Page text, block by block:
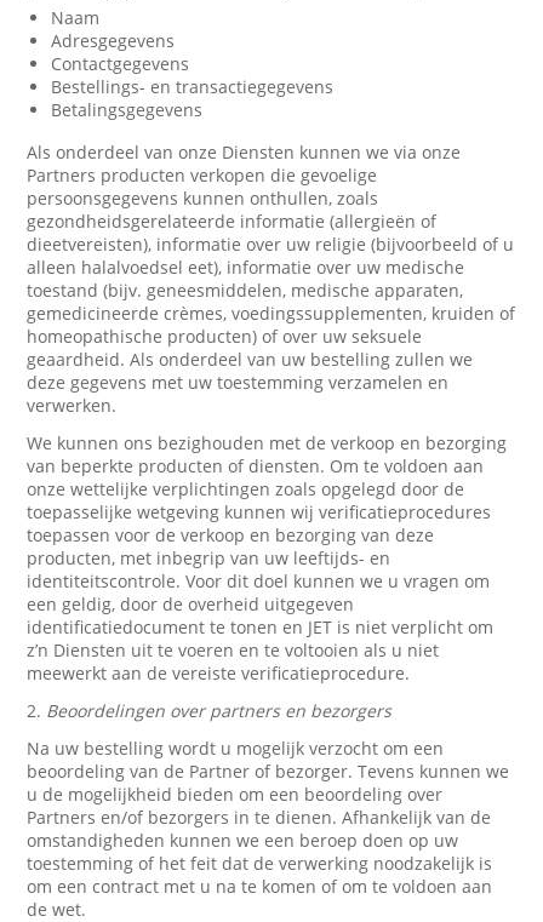
Naam
Adresgegevens
Contactgegevens
Bestellings- en transactiegegevens
Betalingsgegevens
Als onderdeel van onze Diensten kunnen we via onze
Partners producten verkopen die gevoelige
persoonsgegevens kunnen onthullen, zoals
gezondheidsgerelateerde informatie (allergieën of
dieetvereisten), informatie over uw religie (bijvoorbeeld of u
alleen halalvoedsel eet), informatie over uw medische
toestand (bijv. geneesmiddelen, medische apparaten,
gemedicineerde crèmes, voedingssupplementen, kruiden of
homeopathische producten) of over uw seksuele
geaardheid. Als onderdeel van uw bestelling zullen we
deze gegevens met uw toestemming verzamelen en
verwerken.
We kunnen ons bezighouden met de verkoop en bezorging
van beperkte producten of diensten. Om te voldoen aan
onze wettelijke verplichtingen zoals opgelegd door de
toepasselijke wetgeving kunnen wij verificatieprocedures
toepassen voor de verkoop en bezorging van deze
producten, met inbegrip van uw leeftijds- en
identiteitscontrole. Voor dit doel kunnen we u vragen om
een geldig, door de overheid uitgegeven
identificatiedocument te tonen en JET is niet verplicht om
z’n Diensten uit te voeren en te voltooien als u niet
meewerkt aan de vereiste verificatieprocedure.
2. Beoordelingen over partners en bezorgers
Na uw bestelling wordt u mogelijk verzocht om een
beoordeling van de Partner of bezorger. Tevens kunnen we
u de mogelijkheid bieden om een beoordeling over
Partners en/of bezorgers in te dienen. Afhankelijk van de
omstandigheden kunnen we een beroep doen op uw
toestemming of het feit dat de verwerking noodzakelijk is
om een contract met u na te komen of om te voldoen aan
de wet.